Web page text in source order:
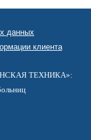
данных
клиента
ТЕХНИКА»: